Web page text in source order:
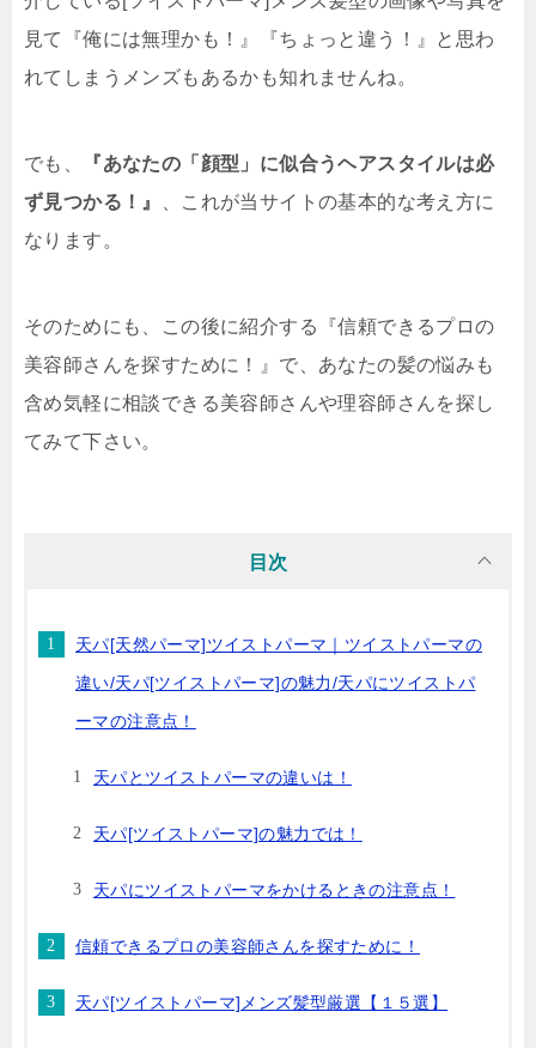
見て『俺には無理かも！』『ちょっと違う！』と思わ
れてしまうメンズもあるかも知れませんね。
でも、
『あなたの「顔型」に似合うヘアスタイルは必
ず見つかる！』
、これが当サイトの基本的な考え方に
なります。
そのためにも、この後に紹介する『信頼できるプロの
美容師さんを探すために！』で、あなたの髪の悩みも
含め気軽に相談できる美容師さんや理容師さんを探し
てみて下さい。
目次
天パ[天然パーマ]ツイストパーマ｜ツイストパーマの
違い/天パ[ツイストパーマ]の魅力/天パにツイストパ
ーマの注意点！
天パとツイストパーマの違いは！
天パ[ツイストパーマ]の魅力では！
天パにツイストパーマをかけるときの注意点！
信頼できるプロの美容師さんを探すために！
天パ[ツイストパーマ]メンズ髪型厳選【１５選】